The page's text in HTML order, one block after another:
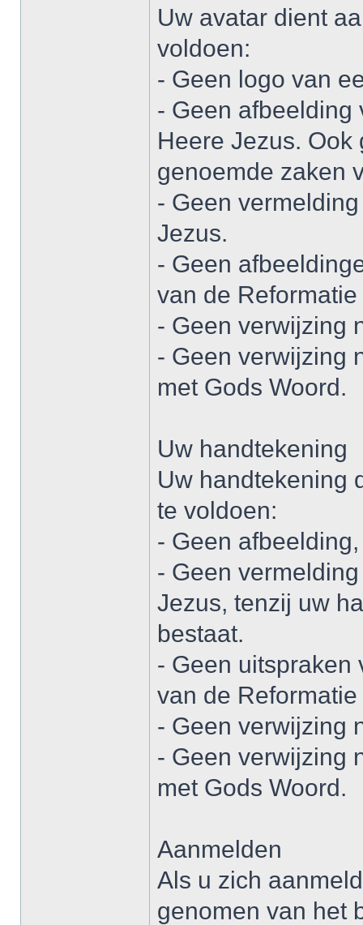
Uw avatar dient
voldoen:
- Geen logo van
- Geen afbeelding
Heere Jezus.
genoemde zaken
- Geen
Jezus.
- Geen
van de
- Geen verwijzing
- Geen verwijzing
met Gods Woord.
Uw handtekening
Uw handtekening
te voldoen:
- Geen
- Geen
Jezus, tenzij uw
bestaat.
- Geen uitspraken
van de
- Geen verwijzing
- Geen verwijzing
met Gods Woord.
Aanmelden
Als u zich
genomen van het